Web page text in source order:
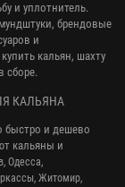
и уплотнитель.
брендовые
и
кальян, шахту
сборе.
КАЛЬЯНА
быстро и дешево
кальяны и
Одесса,
Житомир,